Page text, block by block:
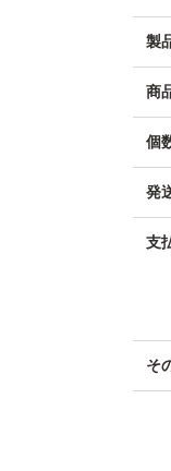
製
商
個
発
支
そ